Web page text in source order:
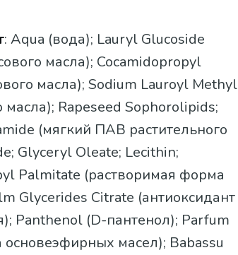
: Aqua (вода); Lauryl Glucoside
масла); Cocamidopropyl
масла); Sodium Lauroyl Methyl
Rapeseed Sophorolipids;
(мягкий ПАВ растительного
Glyceryl Oleate; Lecithin;
Palmitate (растворимая форма
Glycerides Citrate (антиоксидант
Panthenol (D-пантенол); Parfum
масел); Babassu